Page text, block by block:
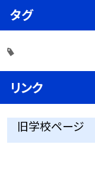
タグ
リンク
旧学校ページ